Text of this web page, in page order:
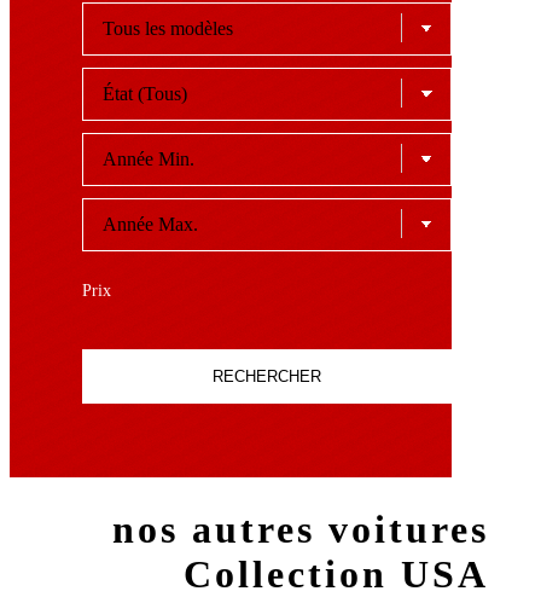
Prix
RECHERCHER
nos autres voitures
Collection USA